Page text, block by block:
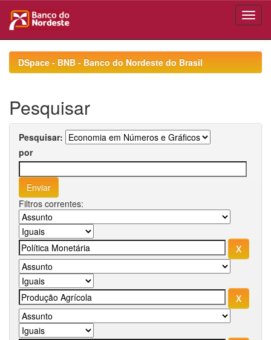
navigationDSpace - BNB - Banco do Nordeste do Brasil
Pesquisar
Pesquisar:
por
Filtros correntes: